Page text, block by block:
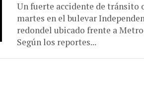
Un fuerte accidente de tránsito
martes en el bulevar
redondel ubicado frente a
Según los reportes...